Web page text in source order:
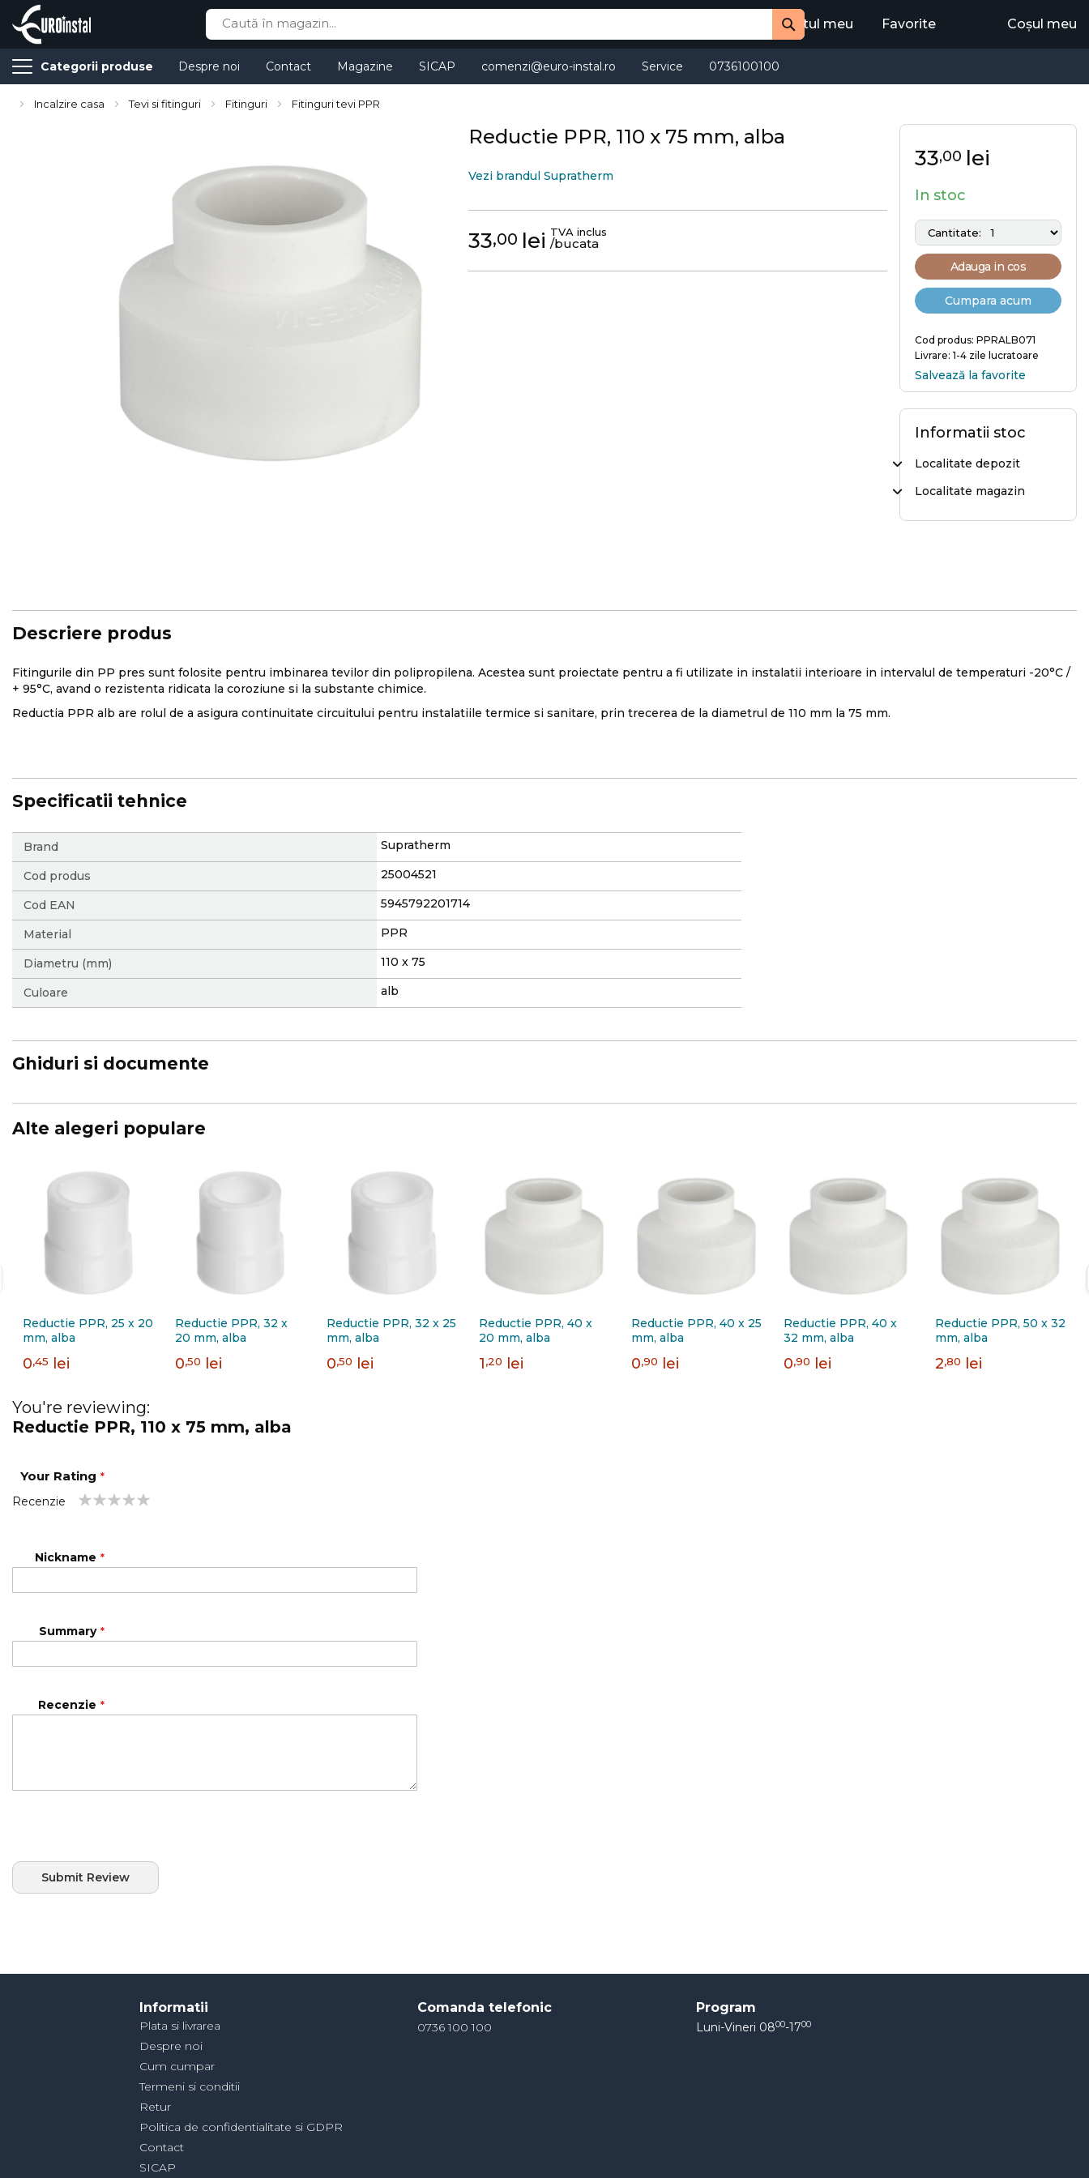
Cauta Cauta
Contul meu Favorite Coșul meu
Categorii produse Despre noi Contact Magazine SICAP comenzi@euro-instal.ro Service 0736100100
Incalzire casa Tevi si fitinguri Fitinguri Fitinguri tevi PPR
images
gallery
Reductie PPR, 110 x 75 mm, alba
Vezi brandul Supratherm
33,00 lei TVA inclus
/bucata
33,00 lei
In stoc
Adauga in cos
Cumpara acum
Cod produs: PPRALB071
Livrare: 1-4 zile lucratoare
Salvează la favorite
Informatii stoc
Localitate depozit
Localitate magazin
Descriere produs
Fitingurile din PP pres sunt folosite pentru imbinarea tevilor din polipropilena. Acestea sunt proiectate pentru a fi utilizate in instalatii interioare in intervalul de temperaturi -20°C /
+ 95°C, avand o rezistenta ridicata la coroziune si la substante chimice.
Reductia PPR alb are rolul de a asigura continuitate circuitului pentru instalatiile termice si sanitare, prin trecerea de la diametrul de 110 mm la 75 mm.
Specificatii tehnice
More
Information
Brand Supratherm
Cod produs 25004521
Cod EAN 5945792201714
Material PPR
Diametru (mm) 110 x 75
Culoare alb
Ghiduri si documente
Alte alegeri populare
Reductie PPR, 25 x 20
mm, alba
0,45 lei
Reductie PPR, 32 x
20 mm, alba
0,50 lei
Reductie PPR, 32 x 25
mm, alba
0,50 lei
Reductie PPR, 40 x
20 mm, alba
1,20 lei
Reductie PPR, 40 x 25
mm, alba
0,90 lei
Reductie PPR, 40 x
32 mm, alba
0,90 lei
Reductie PPR, 50 x 32
mm, alba
2,80 lei
You're reviewing:
Reductie PPR, 110 x 75 mm, alba
Your Rating
Recenzie
Nickname
Summary
Recenzie
Submit Review
Informatii
Plata si livrarea
Despre noi
Cum cumpar
Termeni si conditii
Retur
Politica de confidentialitate si GDPR
Contact
SICAP
Comanda telefonic
0736 100 100
Program
Luni-Vineri 0800-1700